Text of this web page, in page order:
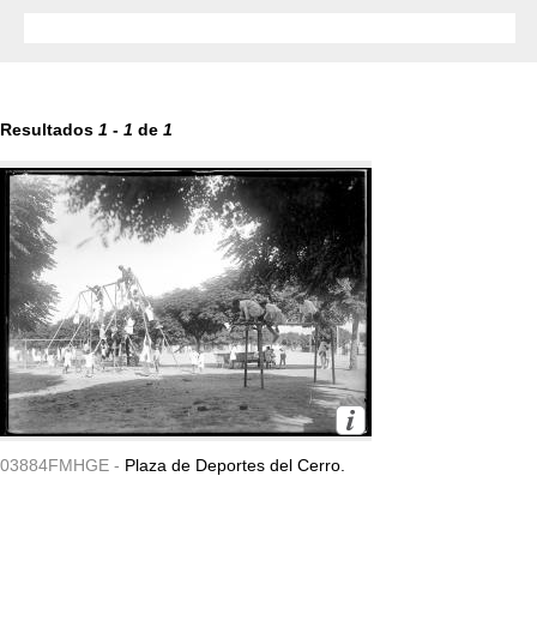
Resultados 1 - 1 de 1
03884FMHGE - Plaza de Deportes del Cerro.